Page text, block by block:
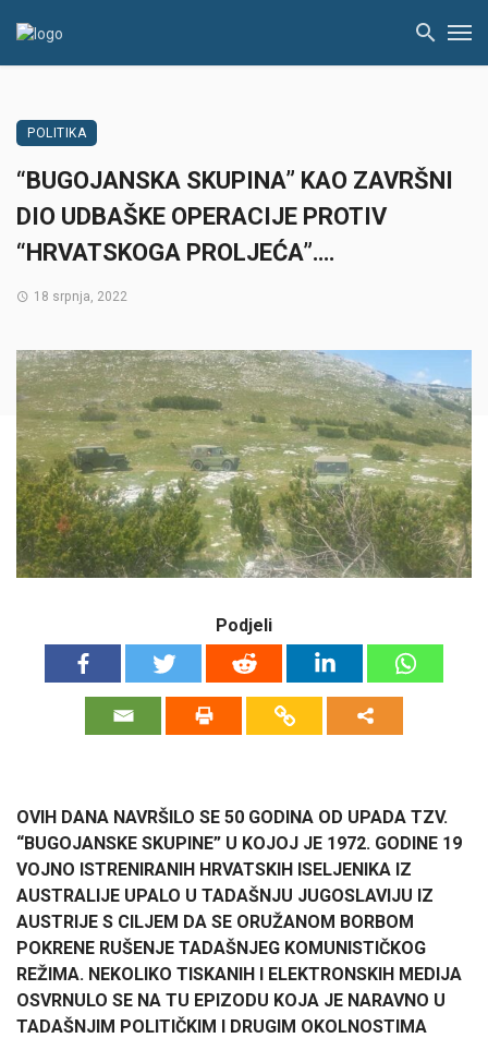
POLITIKA
“BUGOJANSKA SKUPINA” KAO ZAVRŠNI
DIO UDBAŠKE OPERACIJE PROTIV
“HRVATSKOGA PROLJEĆA”….
18 srpnja, 2022
Podjeli
OVIH DANA NAVRŠILO SE 50 GODINA OD UPADA TZV.
“BUGOJANSKE SKUPINE” U KOJOJ JE 1972. GODINE 19
VOJNO ISTRENIRANIH HRVATSKIH ISELJENIKA IZ
AUSTRALIJE UPALO U TADAŠNJU JUGOSLAVIJU IZ
AUSTRIJE S CILJEM DA SE ORUŽANOM BORBOM
POKRENE RUŠENJE TADAŠNJEG KOMUNISTIČKOG
REŽIMA. NEKOLIKO TISKANIH I ELEKTRONSKIH MEDIJA
OSVRNULO SE NA TU EPIZODU KOJA JE NARAVNO U
TADAŠNJIM POLITIČKIM I DRUGIM OKOLNOSTIMA